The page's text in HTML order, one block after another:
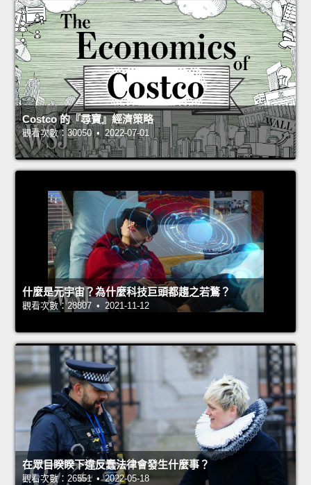
Costco 的『尋寶』經濟策略
觀看次數：30050 • 2022-07-01
什麼是元宇宙？為什麼科技巨頭都趨之若鶩？
觀看次數：28807 • 2021-11-12
在眾目睽睽下違反蠢法律會發生什麼事？
觀看次數：26551 • 2022-05-18